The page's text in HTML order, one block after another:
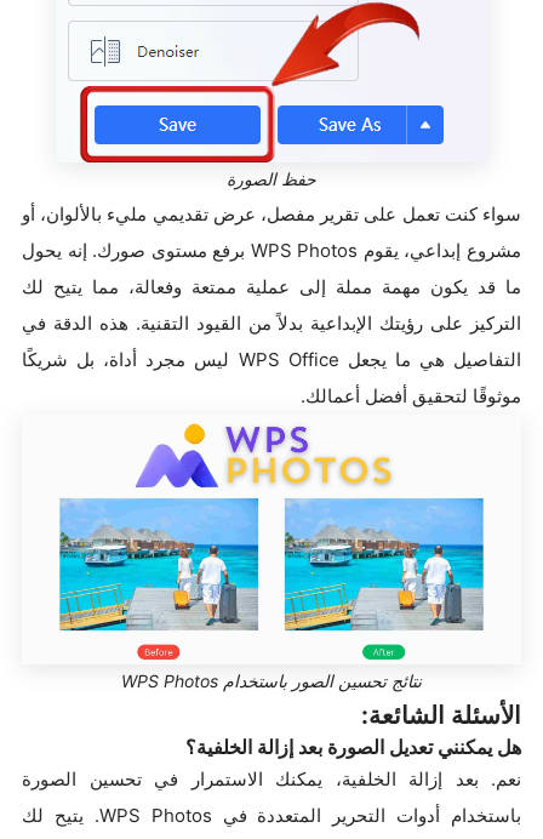
حفظ الصورة
سواء كنت تعمل على تقرير مفصل، عرض تقديمي مليء بالألوان، أو
مشروع إبداعي، يقوم WPS Photos برفع مستوى صورك. إنه يحول
ما قد يكون مهمة مملة إلى عملية ممتعة وفعالة، مما يتيح لك
التركيز على رؤيتك الإبداعية بدلاً من القيود التقنية. هذه الدقة في
التفاصيل هي ما يجعل WPS Office ليس مجرد أداة، بل شريكًا
موثوقًا لتحقيق أفضل أعمالك.
نتائج تحسين الصور باستخدام WPS Photos
الأسئلة الشائعة:
هل يمكنني تعديل الصورة بعد إزالة الخلفية؟
نعم. بعد إزالة الخلفية، يمكنك الاستمرار في تحسين الصورة
باستخدام أدوات التحرير المتعددة في WPS Photos. يتيح لك